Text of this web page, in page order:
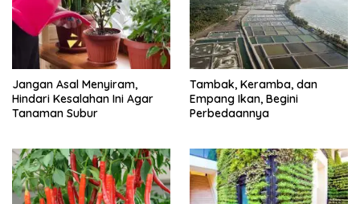
Jangan Asal Menyiram,
Hindari Kesalahan Ini Agar
Tanaman Subur
Tambak, Keramba, dan
Empang Ikan, Begini
Perbedaannya